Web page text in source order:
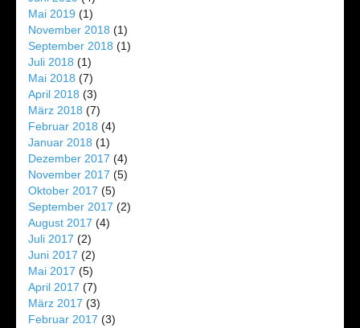
Mai 2019 (1)
November 2018 (1)
September 2018 (1)
Juli 2018 (1)
Mai 2018 (7)
April 2018 (3)
März 2018 (7)
Februar 2018 (4)
Januar 2018 (1)
Dezember 2017 (4)
November 2017 (5)
Oktober 2017 (5)
September 2017 (2)
August 2017 (4)
Juli 2017 (2)
Juni 2017 (2)
Mai 2017 (5)
April 2017 (7)
März 2017 (3)
Februar 2017 (3)